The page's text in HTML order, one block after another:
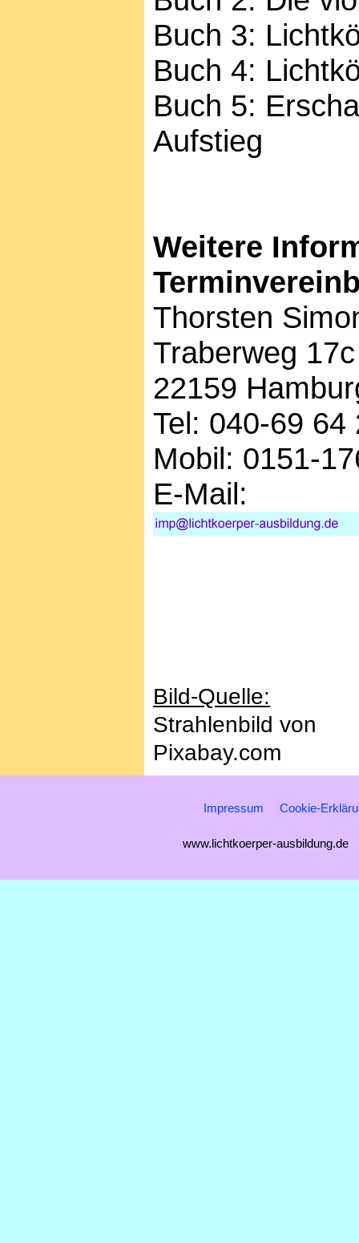
Buch 3:
Buch 4:
Buch 5:
Aufstieg
Weitere
Thorsten
Traberweg 17c
22159
Tel: 040-69 64
Mobil: 0151-
E-Mail:
Bild-Quelle:
Strahlenbild von
Pixabay.com
Impressum Cookie-
www.lichtkoerper-ausbildung.de